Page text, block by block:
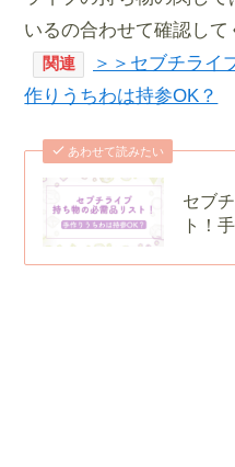
いるの合わせて確認して
関連
＞＞セブチライ
作りうちわは持参OK？
あわせて読みたい
セブ
ト！